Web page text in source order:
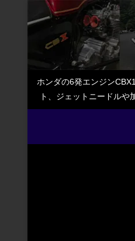
ホンダの6発エンジン
ト、ジェットニードル